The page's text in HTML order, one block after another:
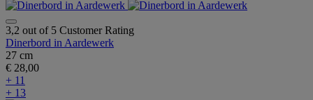
3,2 out of 5 Customer Rating
Dinerbord in Aardewerk
27 cm
€ 28,00
+ 11
+ 13